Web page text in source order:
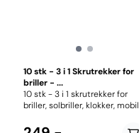
10 stk - 3 i 1 Skrutrekker for
briller - ...
10 stk - 3 i 1 skrutrekker for
briller, solbriller, klokker, mobil
nøkkelring, slik at du har den